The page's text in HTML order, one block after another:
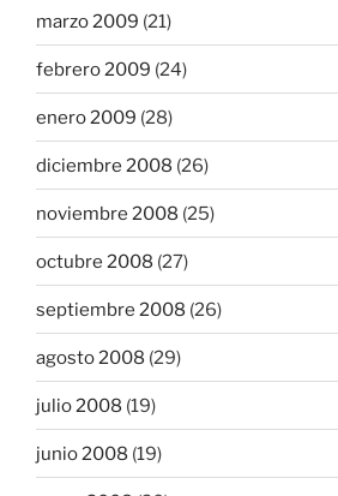
marzo 2009 (21)
febrero 2009 (24)
enero 2009 (28)
diciembre 2008 (26)
noviembre 2008 (25)
octubre 2008 (27)
septiembre 2008 (26)
agosto 2008 (29)
julio 2008 (19)
junio 2008 (19)